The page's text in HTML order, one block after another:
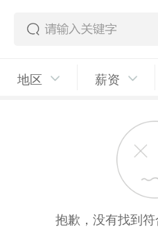
地区 薪资
抱歉，没有找到符